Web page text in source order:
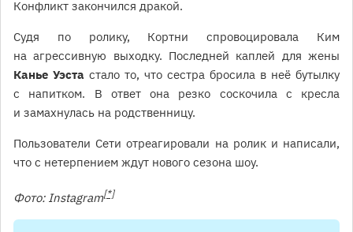
Конфликт закончился дракой.
Судя по ролику, Кортни спровоцировала Ким
на агрессивную выходку. Последней каплей для жены
Канье Уэста стало то, что сестра бросила в неё бутылку
с напитком. В ответ она резко соскочила с кресла
и замахнулась на родственницу.
Пользователи Сети отреагировали на ролик и написали,
что с нетерпением ждут нового сезона шоу.
Фото: Instagram[*]